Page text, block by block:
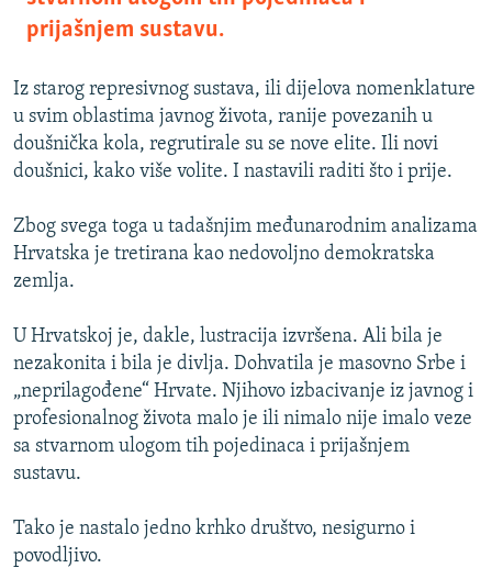
prijašnjem sustavu.
Iz starog represivnog sustava, ili dijelova nomenklature
u svim oblastima javnog života, ranije povezanih u
doušnička kola, regrutirale su se nove elite. Ili novi
doušnici, kako više volite. I nastavili raditi što i prije.
Zbog svega toga u tadašnjim međunarodnim analizama
Hrvatska je tretirana kao nedovoljno demokratska
zemlja.
U Hrvatskoj je, dakle, lustracija izvršena. Ali bila je
nezakonita i bila je divlja. Dohvatila je masovno Srbe i
„neprilagođene“ Hrvate. Njihovo izbacivanje iz javnog i
profesionalnog života malo je ili nimalo nije imalo veze
sa stvarnom ulogom tih pojedinaca i prijašnjem
sustavu.
Tako je nastalo jedno krhko društvo, nesigurno i
povodljivo.